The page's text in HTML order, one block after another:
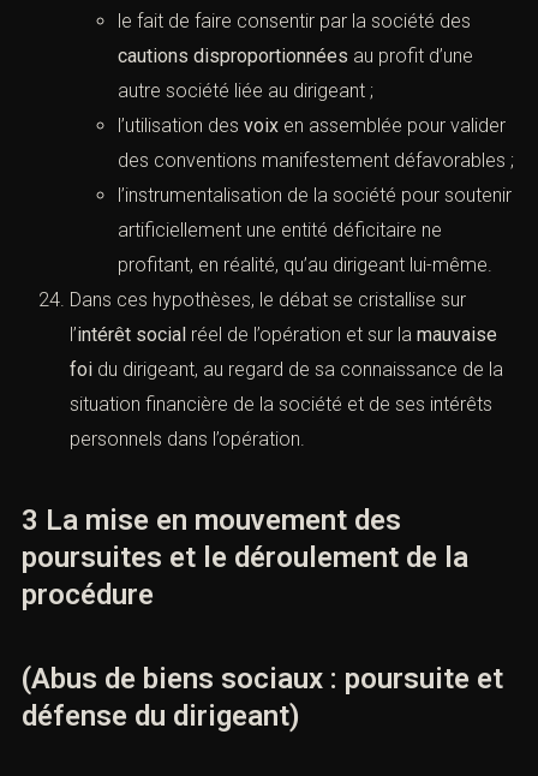
le fait de faire consentir par la société des
cautions disproportionnées au profit d’une
autre société liée au dirigeant ;
l’utilisation des voix en assemblée pour valider
des conventions manifestement défavorables ;
l’instrumentalisation de la société pour soutenir
artificiellement une entité déficitaire ne
profitant, en réalité, qu’au dirigeant lui-même.
Dans ces hypothèses, le débat se cristallise sur
l’intérêt social réel de l’opération et sur la mauvaise
foi du dirigeant, au regard de sa connaissance de la
situation financière de la société et de ses intérêts
personnels dans l’opération.
3 La mise en mouvement des
poursuites et le déroulement de la
procédure
(Abus de biens sociaux : poursuite et
défense du dirigeant)